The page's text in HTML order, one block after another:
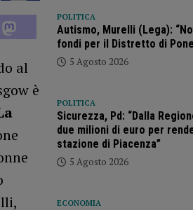
al
è
POLITICA
Autismo, Murelli (Lega):
fondi per il Distretto di
5 Agosto 2026
POLITICA
Sicurezza, Pd: “Dalla
due milioni di euro per
stazione di Piacenza”
5 Agosto 2026
ECONOMIA